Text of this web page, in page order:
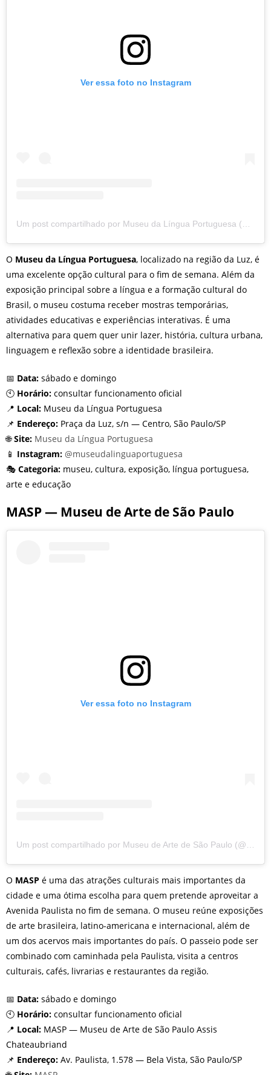
Ver essa foto no Instagram
Um post compartilhado por Museu da Língua Portuguesa (@museudalinguaportuguesa)
O Museu da Língua Portuguesa, localizado na região da Luz, é
uma excelente opção cultural para o fim de semana. Além da
exposição principal sobre a língua e a formação cultural do
Brasil, o museu costuma receber mostras temporárias,
atividades educativas e experiências interativas. É uma
alternativa para quem quer unir lazer, história, cultura urbana,
linguagem e reflexão sobre a identidade brasileira.
📅 Data: sábado e domingo
🕙 Horário: consultar funcionamento oficial
📍 Local: Museu da Língua Portuguesa
📌 Endereço: Praça da Luz, s/n — Centro, São Paulo/SP
🌐Site: Museu da Língua Portuguesa
📱 Instagram: @museudalinguaportuguesa
🎭 Categoria: museu, cultura, exposição, língua portuguesa,
arte e educação
MASP — Museu de Arte de São Paulo
Ver essa foto no Instagram
O MASP é uma das atrações culturais mais importantes da
cidade e uma ótima escolha para quem pretende aproveitar a
Avenida Paulista no fim de semana. O museu reúne exposições
de arte brasileira, latino-americana e internacional, além de
um dos acervos mais importantes do país. O passeio pode ser
combinado com caminhada pela Paulista, visita a centros
culturais, cafés, livrarias e restaurantes da região.
📅 Data: sábado e domingo
🕙 Horário: consultar funcionamento oficial
📍 Local: MASP — Museu de Arte de São Paulo Assis
Chateaubriand
📌 Endereço: Av. Paulista, 1.578 — Bela Vista, São Paulo/SP